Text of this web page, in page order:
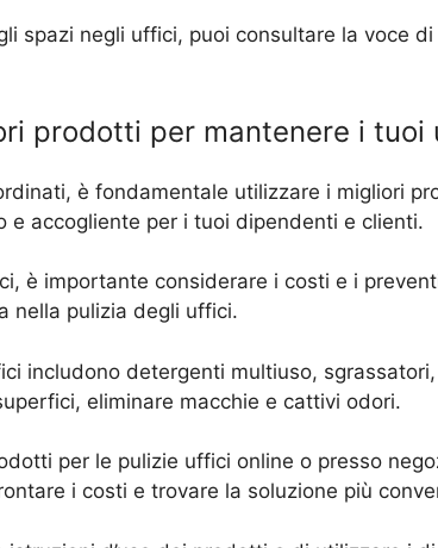
spazi negli uffici, puoi consultare la voce
prodotti per mantenere i
è fondamentale utilizzare i migliori
accogliente per i tuoi dipendenti e clienti.
è importante considerare i costi e i
nella pulizia degli uffici.
includono detergenti multiuso,
eliminare macchie e cattivi odori.
per le pulizie uffici online o presso
i costi e trovare la soluzione più